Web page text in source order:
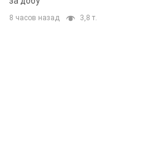
8 часов назад 3,8 т.